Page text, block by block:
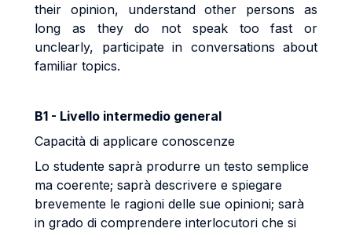
their opinion, understand other persons as
long as they do not speak too fast or
unclearly, participate in conversations about
familiar topics.
B1 - Livello intermedio general
Capacità di applicare conoscenze
Lo studente saprà produrre un testo semplice
ma coerente; saprà descrivere e spiegare
brevemente le ragioni delle sue opinioni; sarà
in grado di comprendere interlocutori che si